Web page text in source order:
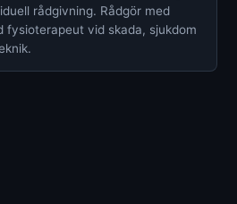
rådgivning. Rådgör med
fysioterapeut vid skada, sjukdom